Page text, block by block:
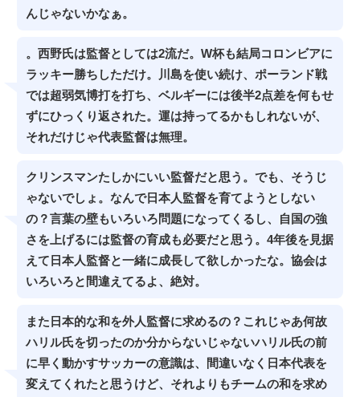
んじゃないかなぁ。
。西野氏は監督としては2流だ。W杯も結局コロンビアに
ラッキー勝ちしただけ。川島を使い続け、ポーランド戦
では超弱気博打を打ち、ベルギーには後半2点差を何もせ
ずにひっくり返された。運は持ってるかもしれないが、
それだけじゃ代表監督は無理。
クリンスマンたしかにいい監督だと思う。でも、そうじ
ゃないでしょ。なんで日本人監督を育てようとしない
の？言葉の壁もいろいろ問題になってくるし、自国の強
さを上げるには監督の育成も必要だと思う。4年後を見据
えて日本人監督と一緒に成長して欲しかったな。協会は
いろいろと間違えてるよ、絶対。
また日本的な和を外人監督に求めるの？これじゃあ何故
ハリル氏を切ったのか分からないじゃないハリル氏の前
に早く動かすサッカーの意識は、間違いなく日本代表を
変えてくれたと思うけど、それよりもチームの和を求め